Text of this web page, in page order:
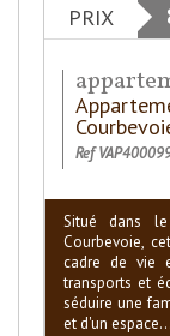
PRIX
Ref
Situé dans
Courbevoie,
cadre de vie
transports et
séduire une
et d'un espace...